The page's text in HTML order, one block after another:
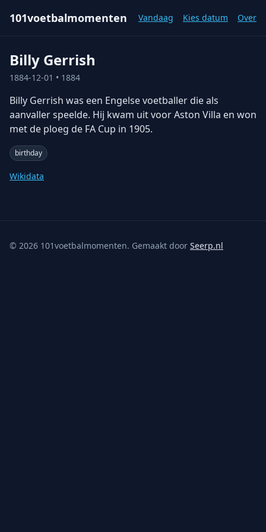
101voetbalmomenten Vandaag Kies datum Over
Billy Gerrish
1884-12-01 • 1884
Billy Gerrish was een Engelse voetballer die als
aanvaller speelde. Hij kwam uit voor Aston Villa en won
met de ploeg de FA Cup in 1905.
birthday
Wikidata
© 2026 101voetbalmomenten. Gemaakt door Seerp.nl